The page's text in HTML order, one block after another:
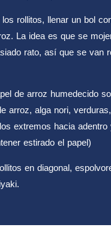
rollitos, llenar un bol
La idea es que se
rato, así que se van
de arroz humedecido
arroz, alga nori,
extremos hacia
estirado el papel)
en diagonal,